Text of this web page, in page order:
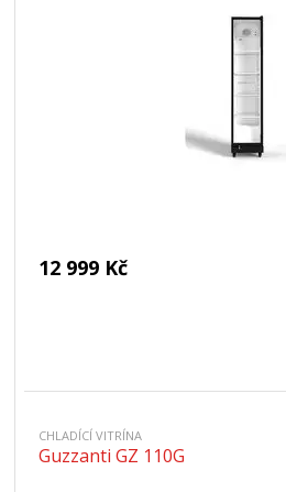
12 999 Kč
CHLADÍCÍ VITRÍNA
Guzzanti GZ 110G